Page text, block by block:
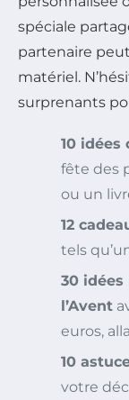
spéciale
partenaire
matériel.
surprenants
10 idées
fête des
ou un
12
tels
30
l’Avent
euros,
10
votre